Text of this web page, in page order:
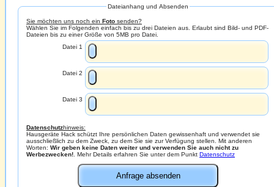
Dateianhang und Absenden
Sie möchten uns noch ein Foto senden?
Wählen Sie im Folgenden einfach bis zu drei Dateien aus. Erlaubt sind Bild- und PDF-
Dateien bis zu einer Größe von 5MB pro Datei.
Datei 1
Datei 2
Datei 3
Datenschutzhinweis:
Hausgeräte Hack schützt Ihre persönlichen Daten gewissenhaft und verwendet sie
ausschließlich zu dem Zweck, zu dem Sie sie zur Verfügung stellen. Mit anderen
Worten: Wir geben keine Daten weiter und verwenden Sie auch nicht zu
Werbezwecken!. Mehr Details erfahren Sie unter dem Punkt Datenschutz